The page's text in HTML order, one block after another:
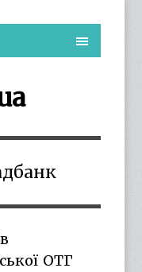
ОТГ